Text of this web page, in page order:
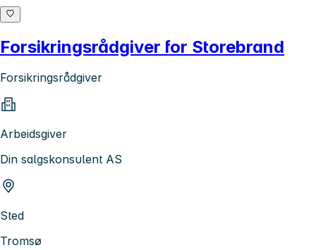
Forsikringsrådgiver for Storebrand
Forsikringsrådgiver
Arbeidsgiver
Din salgskonsulent AS
Sted
Tromsø